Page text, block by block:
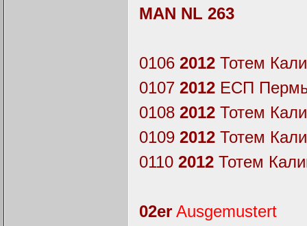
MAN NL 263
0106 2012Тотем
0107 2012ЕСП Пермь
0108 2012Тотем
0109 2012Тотем
0110 2012Тотем
02er Ausgemustert